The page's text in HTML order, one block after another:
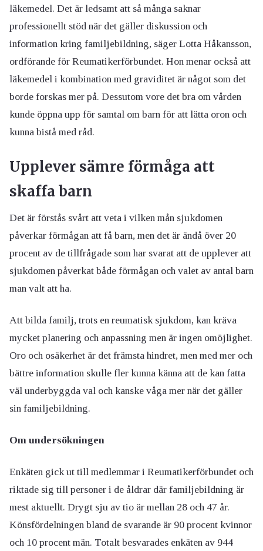
läkemedel. Det är ledsamt att så många saknar
professionellt stöd när det gäller diskussion och
information kring familjebildning, säger Lotta Håkansson,
ordförande för Reumatikerförbundet. Hon menar också att
läkemedel i kombination med graviditet är något som det
borde forskas mer på. Dessutom vore det bra om vården
kunde öppna upp för samtal om barn för att lätta oron och
kunna bistå med råd.
Upplever sämre förmåga att
skaffa barn
Det är förstås svårt att veta i vilken mån sjukdomen
påverkar förmågan att få barn, men det är ändå över 20
procent av de tillfrågade som har svarat att de upplever att
sjukdomen påverkat både förmågan och valet av antal barn
man valt att ha.
Att bilda familj, trots en reumatisk sjukdom, kan kräva
mycket planering och anpassning men är ingen omöjlighet.
Oro och osäkerhet är det främsta hindret, men med mer och
bättre information skulle fler kunna känna att de kan fatta
väl underbyggda val och kanske våga mer när det gäller
sin familjebildning.
Om undersökningen
Enkäten gick ut till medlemmar i Reumatikerförbundet och
riktade sig till personer i de åldrar där familjebildning är
mest aktuellt. Drygt sju av tio är mellan 28 och 47 år.
Könsfördelningen bland de svarande är 90 procent kvinnor
och 10 procent män. Totalt besvarades enkäten av 944